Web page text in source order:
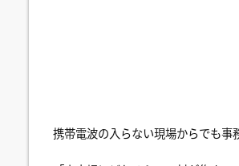
携帯電波の入らない現場からでも事